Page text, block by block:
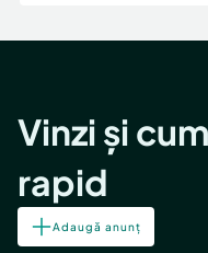
Vinzi și
rapid
Adaugă anunț